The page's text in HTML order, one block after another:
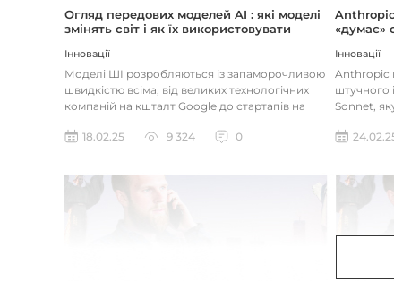
Огляд передових моделей AI : які моделі
змінять світ і як їх використовувати
Інновації
Моделі ШІ розробляються із запаморочливою
швидкістю всіма, від великих технологічних
компаній на кшталт Google до стартапів на
18.02.25
9 324 0
«думає»
Інновації
Anthropic
штучного
Sonnet,